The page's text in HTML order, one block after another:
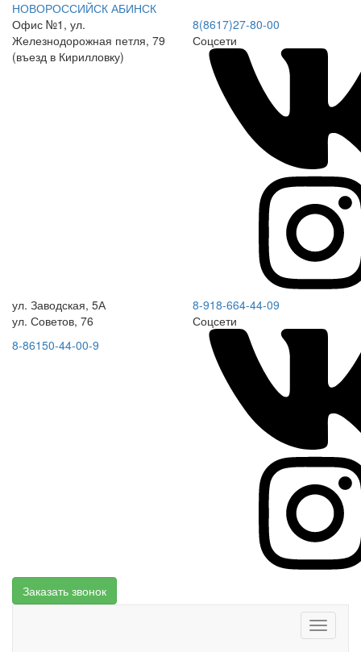
НОВОРОССИЙСК АБИНСК
Офис №1, ул.
Железнодорожная петля, 79
(въезд в Кирилловку)
8(8617)27-80-00
Соцсети
ул. Заводская, 5А
ул. Советов, 76
8-86150-44-00-9
8-918-664-44-09
Соцсети
Заказать звонок
Toggle